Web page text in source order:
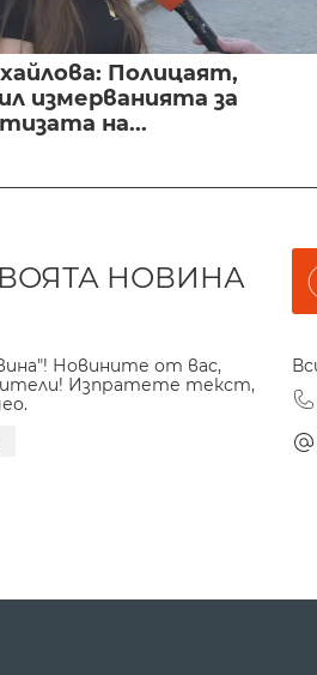
Полицаят,
измерванията за
на...
НОВИНА
Новините от вас,
Изпратете текст,